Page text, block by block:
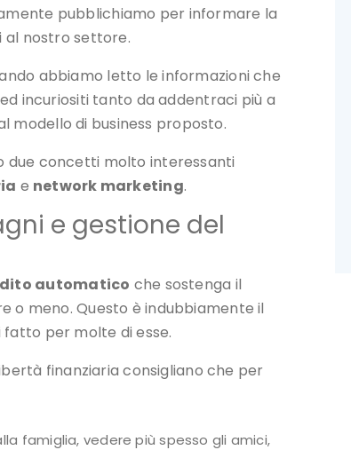
pubblichiamo per informare la
al nostro settore.
abbiamo letto le informazioni che
incuriositi tanto da addentraci più a
modello di business proposto.
due concetti molto interessanti
e network marketing.
e gestione del
automatico che sostenga il
o meno. Questo è indubbiamente il
fatto per molte di esse.
finanziaria consigliano che per
famiglia, vedere più spesso gli amici,